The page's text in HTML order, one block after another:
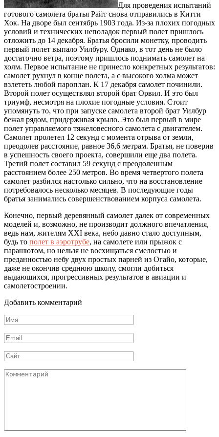
Для проведения испытаний
готового самолета братья Райт снова отправились в Китти
Хок. На дворе был сентябрь 1903 года. Из-за плохих погодных
условий и технических неполадок первый полет пришлось
отложить до 14 декабря. Братья бросили монетку, проводить
первый полет выпало Уилбуру. Однако, в тот день не было
достаточно ветра, поэтому пришлось поднимать самолет на
холм. Первое испытание не принесло конкретных результатов:
самолет рухнул в конце полета, а с высокого холма может
взлететь любой пароплан. К 17 декабря самолет починили.
Второй полет осуществлял второй брат Орвил. И это был
триумф, несмотря на плохие погодные условия. Стоит
упомянуть то, что при запуске самолета второй брат Уилбур
бежал рядом, придерживая крыло. Это был первый в мире
полет управляемого тяжеловесного самолета с двигателем.
Самолет пролетел 12 секунд с момента отрыва от земли,
преодолев расстояние, равное 36,6 метрам. Братья, не поверив
в успешность своего проекта, совершили еще два полета.
Третий полет составил 59 секунд с преодоленным
расстоянием более 250 метров. Во время четвертого полета
самолет разбился настолько сильно, что на восстановление
потребовалось несколько месяцев. В последующие годы
братья занимались совершенствованием корпуса самолета.
Конечно, первый деревянный самолет далек от современных
моделей и, возможно, не производит должного впечатления,
ведь нам, жителям XXI века, небо давно стало доступным,
будь то полет в аэротрубе, на самолете или прыжок с
парашютом, но нельзя не восхищаться смелостью и
преданностью небу двух простых парней из Огайо, которые,
даже не окончив среднюю школу, смогли добиться
выдающихся, прогрессивных результатов в авиации и
самолетостроении.
Добавить комментарий
Имя
*
Email
*
Сайт
Комментарий